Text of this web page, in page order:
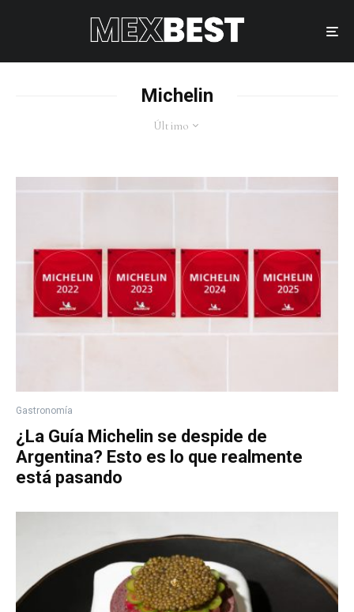
Michelin
Último
Gastronomía
¿La Guía Michelin se despide de
Argentina? Esto es lo que realmente
está pasando